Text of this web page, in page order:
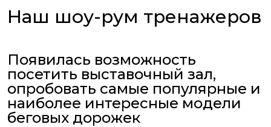
Наш шоу-рум тренажеров
Появилась возможность
посетить выставочный зал,
опробовать самые популярные и
наиболее интересные модели
беговых дорожек